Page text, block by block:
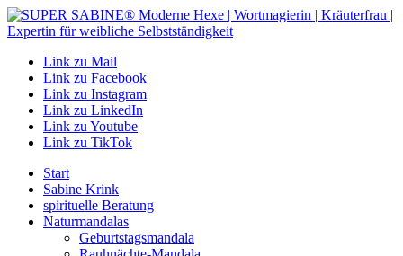
Link zu Mail
Link zu Facebook
Link zu Instagram
Link zu LinkedIn
Link zu Youtube
Link zu TikTok
Start
Sabine Krink
spirituelle Beratung
Naturmandalas
Geburtstagsmandala